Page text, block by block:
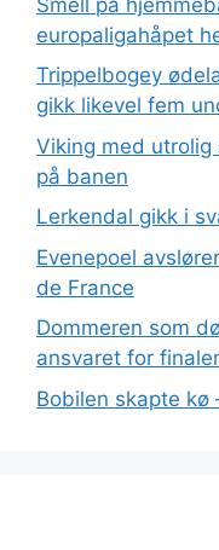
europaligahåpet
Trippelbogey
gikk likevel fem
Viking med utrolig
på banen
Lerkendal gikk i
Evenepoel
de France
Dommeren som
ansvaret for
Bobilen skapte kø